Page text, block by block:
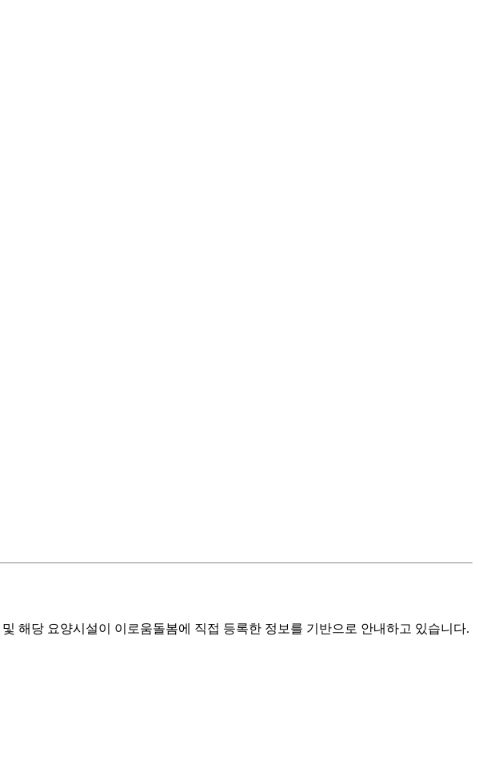
해당 요양시설이 이로움돌봄에 직접 등록한 정보를 기반으로 안내하고 있습니다.